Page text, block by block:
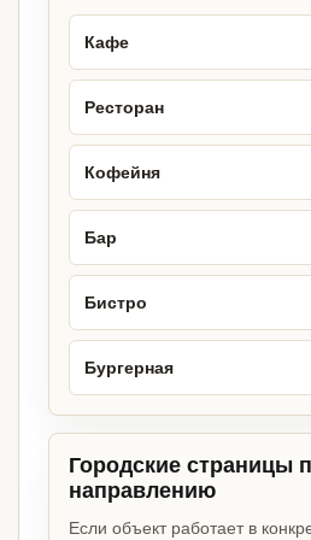
Кафе
Ресторан
Кофейня
Бар
Бистро
Бургерная
Городские страницы
направлению
Если объект работает в